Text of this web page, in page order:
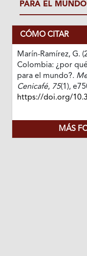
PARA EL
CÓMO CITAR
Marín-Ramírez, G.
Colombia: ¿por
para el mundo?.
Cenicafé, 75(1),
https://doi.org/
MÁS